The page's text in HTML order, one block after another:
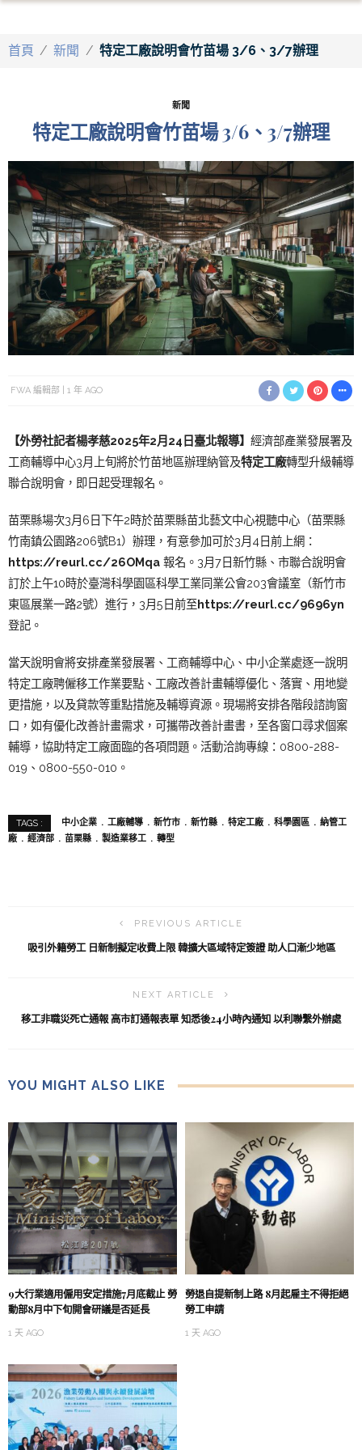
首頁 / 新聞 / 特定工廠說明會竹苗場 3/6、3/7辦理
新聞
特定工廠說明會竹苗場 3/6、3/7辦理
FWA 編輯部 1 年 AGO
【外勞社記者楊孝慈2025年2月24日臺北報導】 經濟部產業發展署及
工商輔導中心3月上旬將於竹苗地區辦理納管及特定工廠轉型升級輔導
聯合說明會，即日起受理報名。
苗栗縣場次3月6日下午2時於苗栗縣苗北藝文中心視聽中心（苗栗縣
竹南鎮公園路206號B1）辦理，有意參加可於3月4日前上網：
https://reurl.cc/26OMqa 報名。3月7日新竹縣、市聯合說明會
訂於上午10時於臺灣科學園區科學工業同業公會203會議室（新竹市
東區展業一路2號）進行，3月5日前至https://reurl.cc/9696yn
登記。
當天說明會將安排產業發展署、工商輔導中心、中小企業處逐一說明
特定工廠聘僱移工作業要點、工廠改善計畫輔導優化、落實、用地變
更措施，以及貸款等重點措施及輔導資源。現場將安排各階段諮詢窗
口，如有優化改善計畫需求，可攜帶改善計畫書，至各窗口尋求個案
輔導，協助特定工廠面臨的各項問題。活動洽詢專線：0800-288-
019、0800-550-010。
TAGS : 中小企業 工廠輔導 新竹市 新竹縣 特定工廠 科學園區
納管工
廠
經濟部 苗栗縣 製造業移工 轉型
PREVIOUS ARTICLE
吸引外籍勞工 日新制擬定收費上限 韓擴大區域特定簽證 助人口漸少地區
NEXT ARTICLE
移工非職災死亡通報 高市訂通報表單 知悉後24小時內通知 以利聯繫外辦處
YOU MIGHT ALSO LIKE
9大行業適用僱用安定措施7月底截止 勞
動部8月中下旬開會研議是否延長
1 天 AGO
勞退自提新制上路 8月起雇主不得拒絕
勞工申請
1 天 AGO